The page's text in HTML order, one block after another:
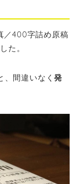
／400字詰め原稿
た。
、間違いなく発